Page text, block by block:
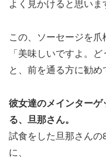
よく見かけると思いま
この、ソーセージを爪
「美味しいですよ。ど
と、前を通る方に勧め
彼女達のメインター
る、旦那さん。
試食をした旦那さん
に、